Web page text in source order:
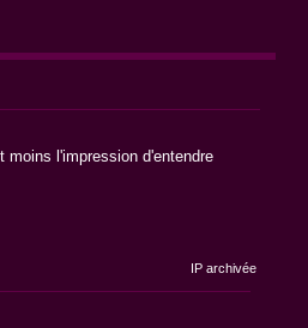
l'impression d'entendre
IP archivée